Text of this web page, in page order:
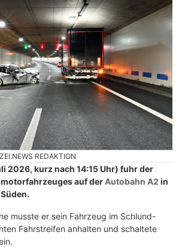
REDAKTION
2026, kurz nach 14:15 Uhr) fuhr der
auf derAutobahn A2 in
musste er sein Fahrzeug im Schlund-
Fahrstreifen anhalten und schaltete